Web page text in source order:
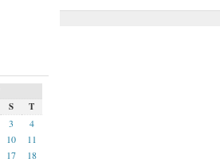
S
T
3
4
10
11
17
18